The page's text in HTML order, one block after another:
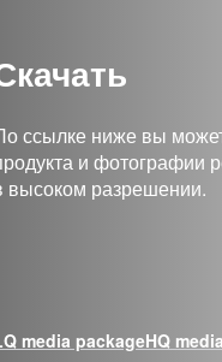
ссылке ниже вы
и фотографии
высоком разрешении.
media packageHQ